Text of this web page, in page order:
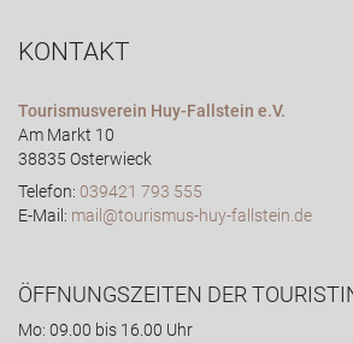
KONTAKT
Tourismusverein Huy-Fallstein e.V.
Am Markt 10
38835 Osterwieck
Telefon: 039421 793 555
E-Mail: mail@tourismus-huy-fallstein.de
ÖFFNUNGSZEITEN DER
Mo: 09.00 bis 16.00 Uhr